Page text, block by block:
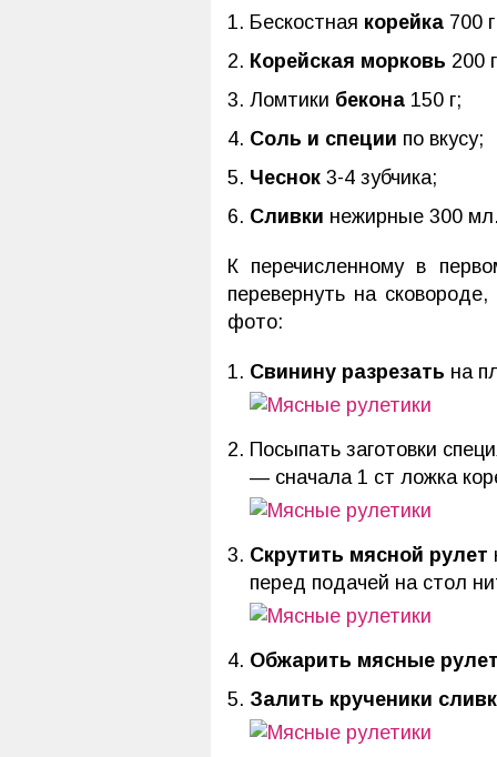
Бескостная корейка 700
Корейская морковь 200
Ломтики бекона 150 г;
Соль и специи по вкусу;
Чеснок 3-4 зубчика;
Сливки нежирные 300
К перечисленному в
перевернуть на
фото:
Свинину разрезать на
Посыпать заготовки
— сначала 1 ст ложка
Скрутить мясной рулет
перед подачей на стол
Обжарить мясные
Залить крученики